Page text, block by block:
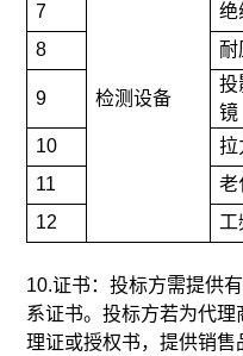
检测设备
7
绝
8
耐
9
投
镜
10 拉
11
老
12
工
10.证书：投标方需提供
系证书。投标方若为代
理证或授权书，提供销